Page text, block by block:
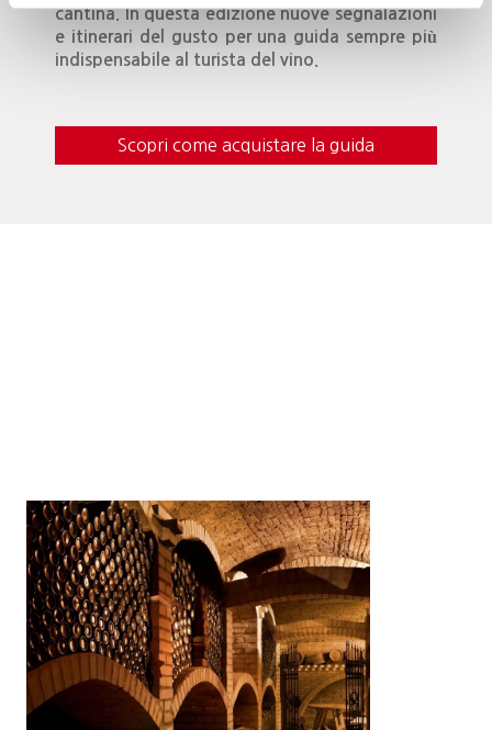
cantina. In questa edizione nuove segnalazioni
e itinerari del gusto per una guida sempre più
indispensabile al turista del vino.
Scopri come acquistare la guida